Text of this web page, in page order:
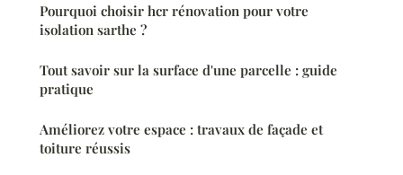
Pourquoi choisir hcr rénovation pour votre
isolation sarthe ?
Tout savoir sur la surface d'une parcelle : guide
pratique
Améliorez votre espace : travaux de façade et
toiture réussis